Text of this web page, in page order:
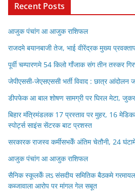
Recent Posts
आजुक पंचांग आ आजुक राशिफल
राजदमे बयानबाजी तेज, भाई वीरेंद्रक मुख्य
पूर्वी चम्पारणमे 54 किलो गाँजाक संग तीन तस्कर
जेपीएससी-जेएसएससी भर्ती विवाद : छात्र आंदोलन
डीपफेक आ बाल शोषण सामग्री पर घिरल मेटा,
बिहार मंत्रिमंडलक 17 प्रस्ताव पर मुहर, 16
स्पोर्ट्स साइंस सेंटरक बाट प्रशस्त
सरकारक राजस्व कर्मीसभकेँ अंतिम चेतौनी, 24
आजुक पंचांग आ आजुक राशिफल
सैनिक स्कूलकेँ लऽ संसदीय समितिक बैठकमे
कब्जावाला आरोप पर मांगल गेल सबूत